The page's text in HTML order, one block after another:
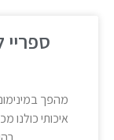
מהפך
איכותי כולנו